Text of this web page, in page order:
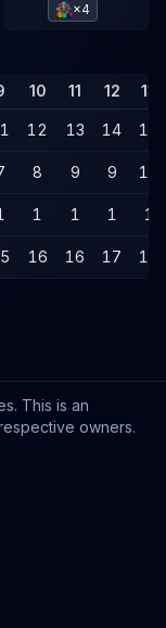
×4
10 11 12 13
12 13 14 14
8 9 9 10
1 1 1 1
16 16 17 18
This is an
owners.